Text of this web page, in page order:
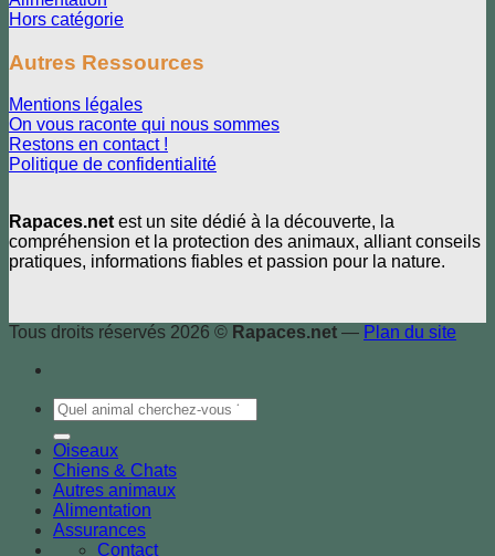
Hors catégorie
Autres Ressources
Mentions légales
On vous raconte qui nous sommes
Restons en contact !
Politique de confidentialité
Rapaces.net est un site dédié à la découverte, la
compréhension et la protection des animaux, alliant conseils
pratiques, informations fiables et passion pour la nature.
Tous droits réservés 2026 ©Rapaces.net—Plan du site
Oiseaux
Chiens & Chats
Autres animaux
Alimentation
Assurances
Contact